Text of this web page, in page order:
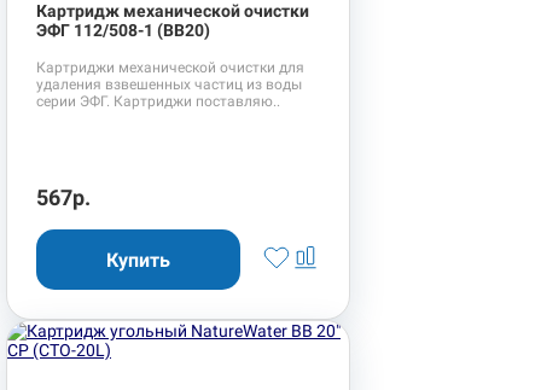
Картридж механической очистки
ЭФГ 112/508-1 (BB20)
Картриджи механической очистки для
удаления взвешенных частиц из воды
серии ЭФГ. Картриджи поставляю..
567р.